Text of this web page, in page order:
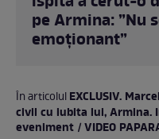
pe Armina: ”Nu
emoționant”
În articolulEXCLUSIV.
civil cu iubita lui, Armina.
eveniment / VIDEO